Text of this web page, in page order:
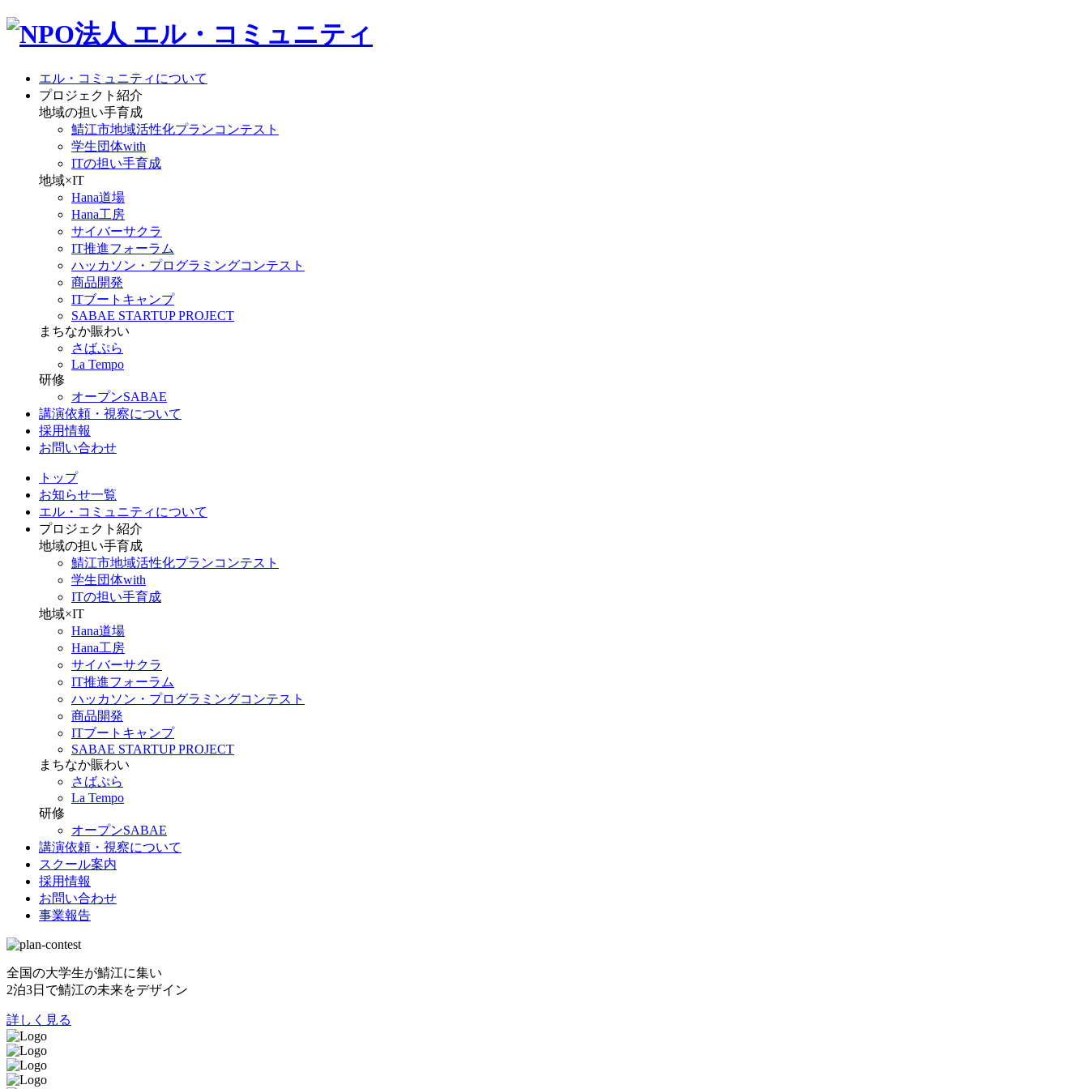
エル・コミュニティについて
プロジェクト紹介
地域の担い手育成
鯖江市地域活性化プランコンテスト
学生団体with
ITの担い手育成
地域×IT
Hana道場
Hana工房
サイバーサクラ
IT推進フォーラム
ハッカソン・プログラミングコンテスト
商品開発
ITブートキャンプ
SABAE STARTUP PROJECT
まちなか賑わい
さばぷら
La Tempo
研修
オープンSABAE
講演依頼・視察について
採用情報
お問い合わせ
トップ
お知らせ一覧
エル・コミュニティについて
プロジェクト紹介
地域の担い手育成
鯖江市地域活性化プランコンテスト
学生団体with
ITの担い手育成
地域×IT
Hana道場
Hana工房
サイバーサクラ
IT推進フォーラム
ハッカソン・プログラミングコンテスト
商品開発
ITブートキャンプ
SABAE STARTUP PROJECT
まちなか賑わい
さばぷら
La Tempo
研修
オープンSABAE
講演依頼・視察について
スクール案内
採用情報
お問い合わせ
事業報告
全国の大学生が鯖江に集い
2泊3日で鯖江の未来をデザイン
詳しく見る